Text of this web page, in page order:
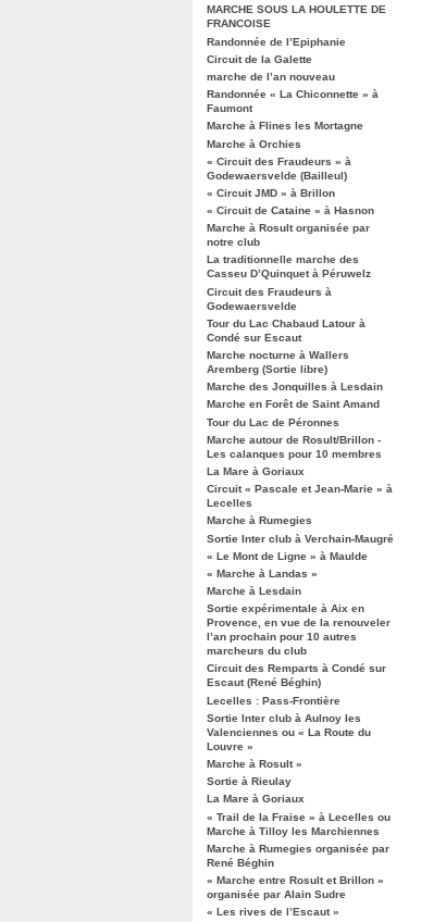
MARCHE SOUS LA HOULETTE DE
FRANCOISE
Randonnée de l’Epiphanie
Circuit de la Galette
marche de l’an nouveau
Randonnée « La Chiconnette » à
Faumont
Marche à Flines les Mortagne
Marche à Orchies
« Circuit des Fraudeurs » à
Godewaersvelde (Bailleul)
« Circuit JMD » à Brillon
« Circuit de Cataine » à Hasnon
Marche à Rosult organisée par
notre club
La traditionnelle marche des
Casseu D’Quinquet à Péruwelz
Circuit des Fraudeurs à
Godewaersvelde
Tour du Lac Chabaud Latour à
Condé sur Escaut
Marche nocturne à Wallers
Aremberg (Sortie libre)
Marche des Jonquilles à Lesdain
Marche en Forêt de Saint Amand
Tour du Lac de Péronnes
Marche autour de Rosult/Brillon -
Les calanques pour 10 membres
La Mare à Goriaux
Circuit « Pascale et Jean-Marie » à
Lecelles
Marche à Rumegies
Sortie Inter club à Verchain-Maugré
« Le Mont de Ligne » à Maulde
« Marche à Landas »
Marche à Lesdain
Sortie expérimentale à Aix en
Provence, en vue de la renouveler
l’an prochain pour 10 autres
marcheurs du club
Circuit des Remparts à Condé sur
Escaut (René Béghin)
Lecelles : Pass-Frontière
Sortie Inter club à Aulnoy les
Valenciennes ou « La Route du
Louvre »
Marche à Rosult »
Sortie à Rieulay
La Mare à Goriaux
« Trail de la Fraise » à Lecelles ou
Marche à Tilloy les Marchiennes
Marche à Rumegies organisée par
René Béghin
« Marche entre Rosult et Brillon »
organisée par Alain Sudre
« Les rives de l’Escaut »